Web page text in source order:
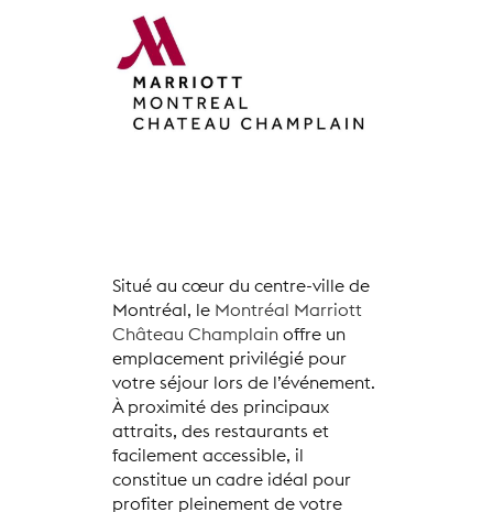
Situé au cœur du centre-ville de
Montréal, le Montréal Marriott
Château Champlain offre un
emplacement privilégié pour
votre séjour lors de l’événement.
À proximité des principaux
attraits, des restaurants et
facilement accessible, il
constitue un cadre idéal pour
profiter pleinement de votre